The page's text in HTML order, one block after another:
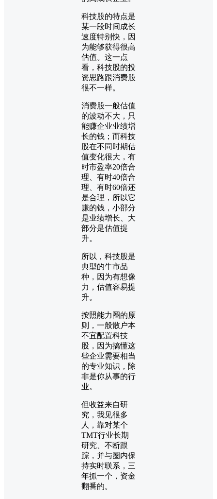
科技股的特点是
某一段时间成长
速度特别快，因
为能够获得很高
估值。这一点
看，科技股的投
资思路跟消费股
很不一样。
消费股一般估值
的波动不大，只
能赚企业业绩增
长的钱；而科技
股在不同时期估
值变化很大，有
时市盈率20倍合
理、有时40倍合
理、有时60倍还
是合理，所以它
赚的钱，小部分
是业绩增长、大
部分是估值提
升。
所以，科技股是
典型的牛市品
种，因为有想像
力，估值容易提
升。
按照能力圈的原
则，一般散户本
不宜配置科技
股，因为搞懂这
些企业需要相当
的专业知识，除
非是你从事的行
业。
但收益来自研
究，我见很多
人，靠对某个
TMT行业长期
研究、不断跟
踪，并与圈内保
持实时联系，三
年抓一个，资金
翻番的。